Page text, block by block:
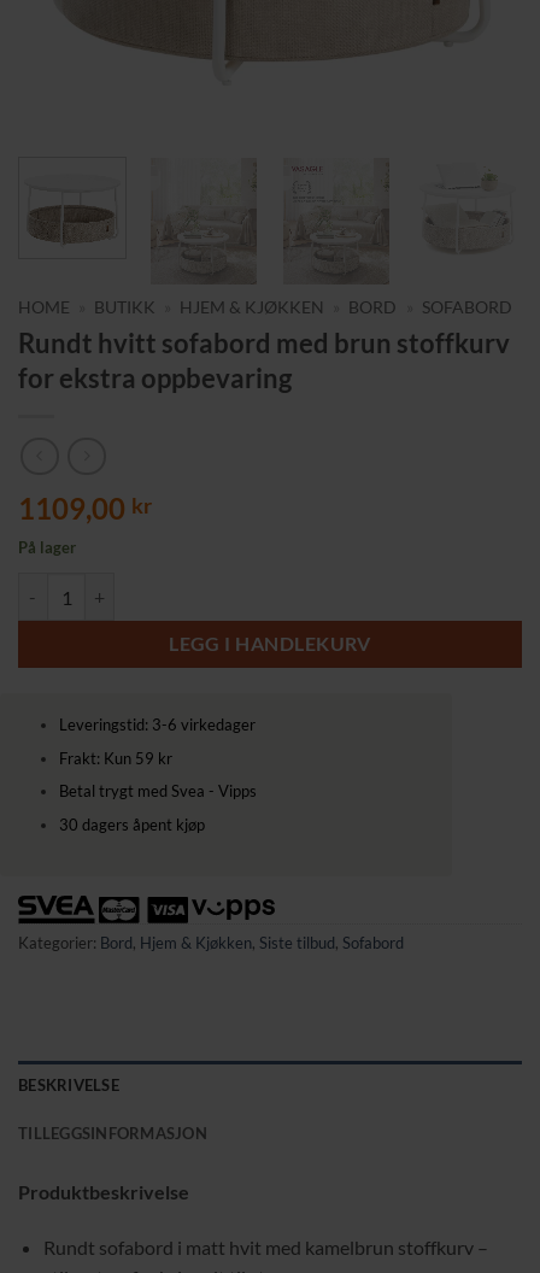
HOME BUTIKK HJEM & KJØKKEN BORD SOFABORD
Rundt hvitt sofabord med brun stoffkurv
for ekstra oppbevaring
1109,00 kr
På lager
LEGG I HANDLEKURV
Leveringstid: 3-6 virkedager
Frakt: Kun 59 kr
Betal trygt med Svea - Vipps
30 dagers åpent kjøp
Kategorier: Bord, Hjem & Kjøkken, Siste tilbud, Sofabord
BESKRIVELSE
TILLEGGSINFORMASJON
Produktbeskrivelse
Rundt sofabord i matt hvit med kamelbrun stoffkurv –